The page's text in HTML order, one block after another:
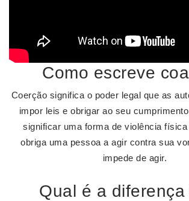
Como escreve
Coerção significa o poder legal que as
impor leis e obrigar ao seu
significar uma forma de violência
obriga uma pessoa a agir contra sua
impede de agir.
Qual é a diferença